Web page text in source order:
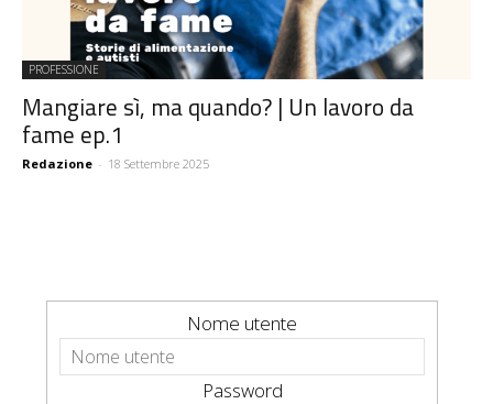
PROFESSIONE
Mangiare sì, ma quando? | Un lavoro da
fame ep.1
Redazione - 18 Settembre 2025
Nome utente
Password